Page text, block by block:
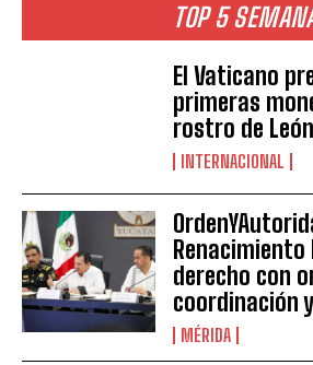
TOP 5
El Vaticano
primeras
rostro de
INTERNACIONAL
Renacimiento
derecho con
coordinación
MÉRIDA